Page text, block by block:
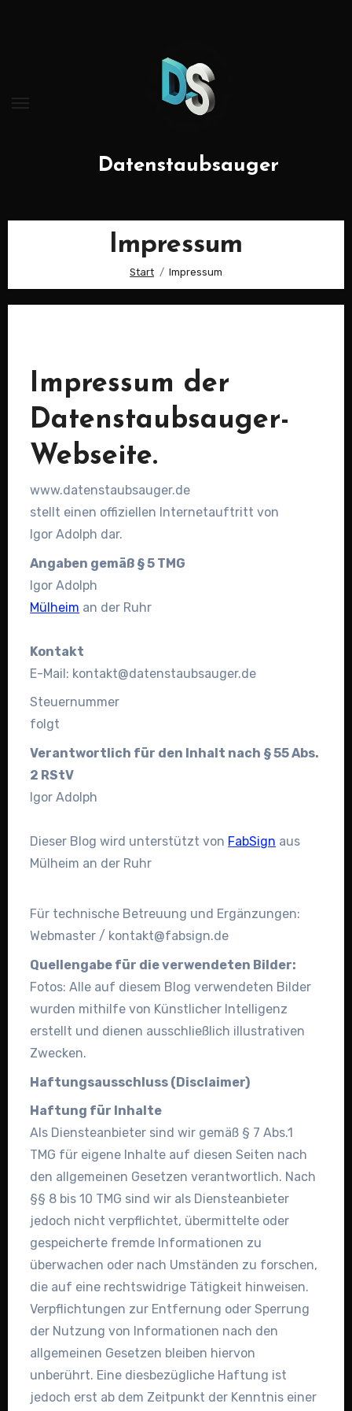
Datenstaubsauger
Impressum
Start Impressum
Impressum der
Datenstaubsauger-
Webseite.
www.datenstaubsauger.de
stellt einen offiziellen Internetauftritt von
Igor Adolph dar.
Angaben gemäß § 5 TMG
Igor Adolph
Mülheim an der Ruhr
Kontakt
E-Mail: kontakt@datenstaubsauger.de
Steuernummer
folgt
Verantwortlich für den Inhalt nach § 55 Abs.
2 RStV
Igor Adolph
Dieser Blog wird unterstützt von FabSign aus
Mülheim an der Ruhr
Für technische Betreuung und Ergänzungen:
Webmaster / kontakt@fabsign.de
Quellengabe für die verwendeten Bilder:
Fotos: Alle auf diesem Blog verwendeten Bilder
wurden mithilfe von Künstlicher Intelligenz
erstellt und dienen ausschließlich illustrativen
Zwecken.
Haftungsausschluss (Disclaimer)
Haftung für Inhalte
Als Diensteanbieter sind wir gemäß § 7 Abs.1
TMG für eigene Inhalte auf diesen Seiten nach
den allgemeinen Gesetzen verantwortlich. Nach
§§ 8 bis 10 TMG sind wir als Diensteanbieter
jedoch nicht verpflichtet, übermittelte oder
gespeicherte fremde Informationen zu
überwachen oder nach Umständen zu forschen,
die auf eine rechtswidrige Tätigkeit hinweisen.
Verpflichtungen zur Entfernung oder Sperrung
der Nutzung von Informationen nach den
allgemeinen Gesetzen bleiben hiervon
unberührt. Eine diesbezügliche Haftung ist
jedoch erst ab dem Zeitpunkt der Kenntnis einer